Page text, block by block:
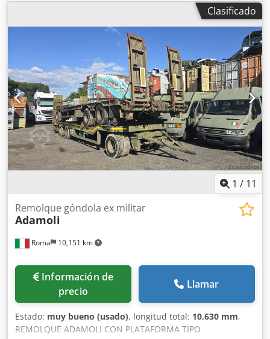
unidad de pre-prensa Gadan con sistema de corte y
llenado de cuajada en los moldes. 2200 x 10.000 x A 2600
mm - 1 prensa final para queso Gadan con moldes de 280
x 340 mm 2700 x 9300 x A 1800 mm Dkedpfx Acokzk Ddofor
- 1 soporte para la pre-prensa 3100 x 3900 x A 3700 mm - 1
estación intermedia 2200 x 2700 x A 3150 mm - 1 unidad
para extraer el queso de los moldes 550 x 2150 x A 1400
mm - 1 estación final 1600 x 3260 x A 2750 mm El equipo
ha estado en funcionamiento hasta la semana 10 y se
trasladó a nuestras instalaciones en Dinamarca. También
podemos suministrar un sistema de salmuera. Podemos
ayudar a embalar la planta completa en contenedores o
camiones. ¡Consulte las imágenes y el vídeo adjuntos!
Clasificado
1 / 11
Roma 10,151 km
Remolque góndola ex militar
Adamoli
Información de
precio
Llamar
Estado: muy bueno (usado), longitud total: 10,630 mm,
REMOLQUE ADAMOLI CON PLATAFORMA TIPO